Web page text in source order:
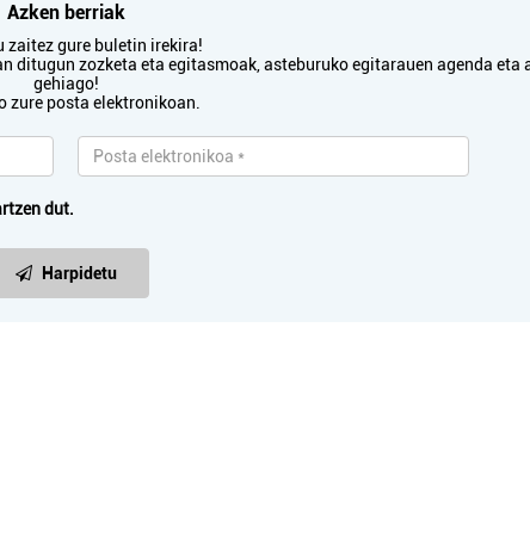
Azken berriak
zaitez gure buletin irekira!
ditugun zozketa eta egitasmoak, asteburuko egitarauen agenda eta
gehiago!
zure posta elektronikoan.
dut.
Harpidetu
Errenteria-Orereta